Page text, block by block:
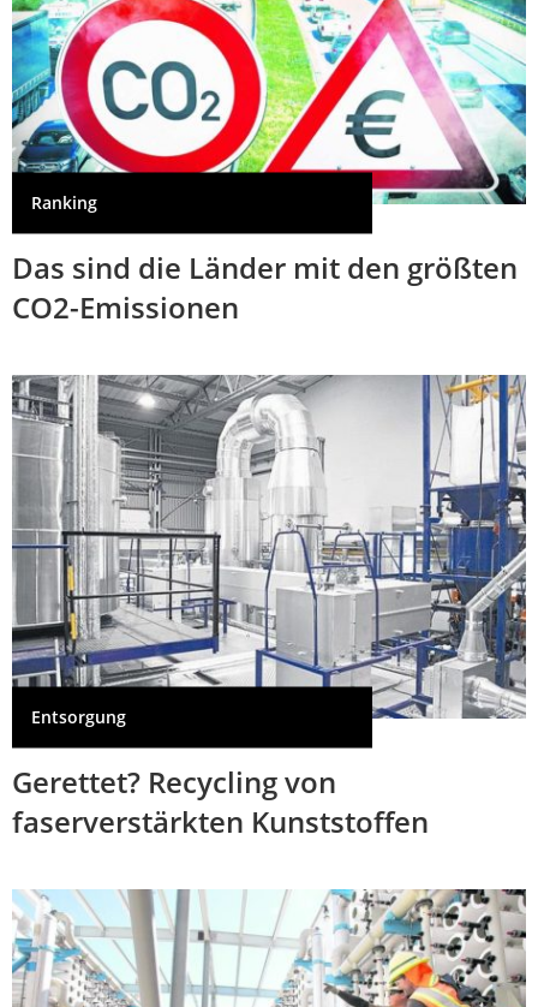
Ranking
Das sind die Länder mit den größten
CO2-Emissionen
Entsorgung
Gerettet? Recycling von
faserverstärkten Kunststoffen